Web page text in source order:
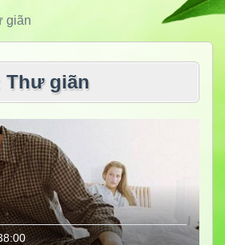
giãn
Thư giãn